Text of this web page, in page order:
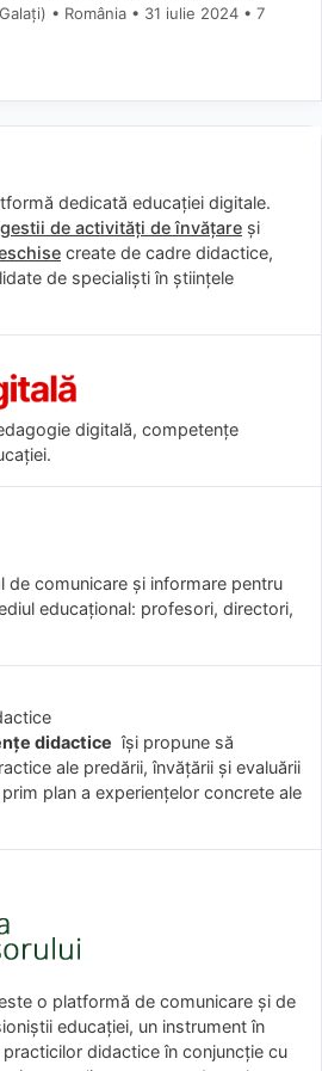
• România
31 iulie 2024 • 7
dedicată educației digitale.
de activități de învățare și
create de cadre didactice,
de specialiști în științele
digitală, competențe
de comunicare și informare pentru
educațional: profesori, directori,
didactice îşi propune să
ale predării, învăţării şi evaluării
plan a experienţelor concrete ale
o platformă de comunicare și de
educației, un instrument în
didactice în conjuncție cu